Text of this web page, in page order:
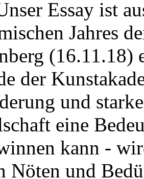
Essay ist
Jahres
(16.11.18)
der
und
eine
kann -
Nöten und